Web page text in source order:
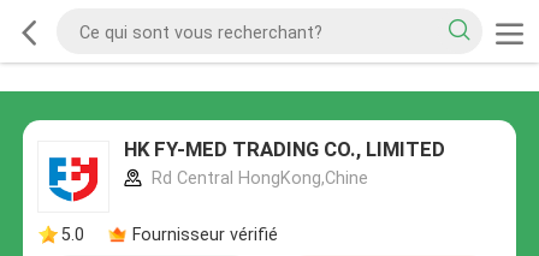
HK FY-MED TRADING CO., LIMITED
Rd Central HongKong,Chine
5.0 Fournisseur vérifié